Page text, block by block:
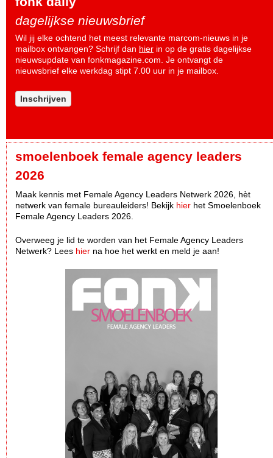
dagelijkse nieuwsbrief
Wil jij elke ochtend het meest relevante marcom-nieuws in je
mailbox ontvangen? Schrijf dan hier in op de gratis dagelijkse
nieuwsupdate van fonkmagazine.com. Je ontvangt de
nieuwsbrief elke werkdag stipt 7.00 uur in je mailbox.
Inschrijven
smoelenboek female agency leaders
2026
Maak kennis met Female Agency Leaders Netwerk 2026, hèt
netwerk van female bureauleiders! Bekijk hier het Smoelenboek
Female Agency Leaders 2026.
Overweeg je lid te worden van het Female Agency Leaders
Netwerk? Lees hier na hoe het werkt en meld je aan!